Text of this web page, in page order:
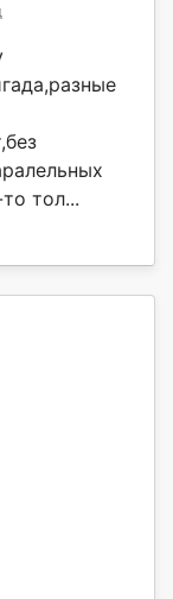
тол...